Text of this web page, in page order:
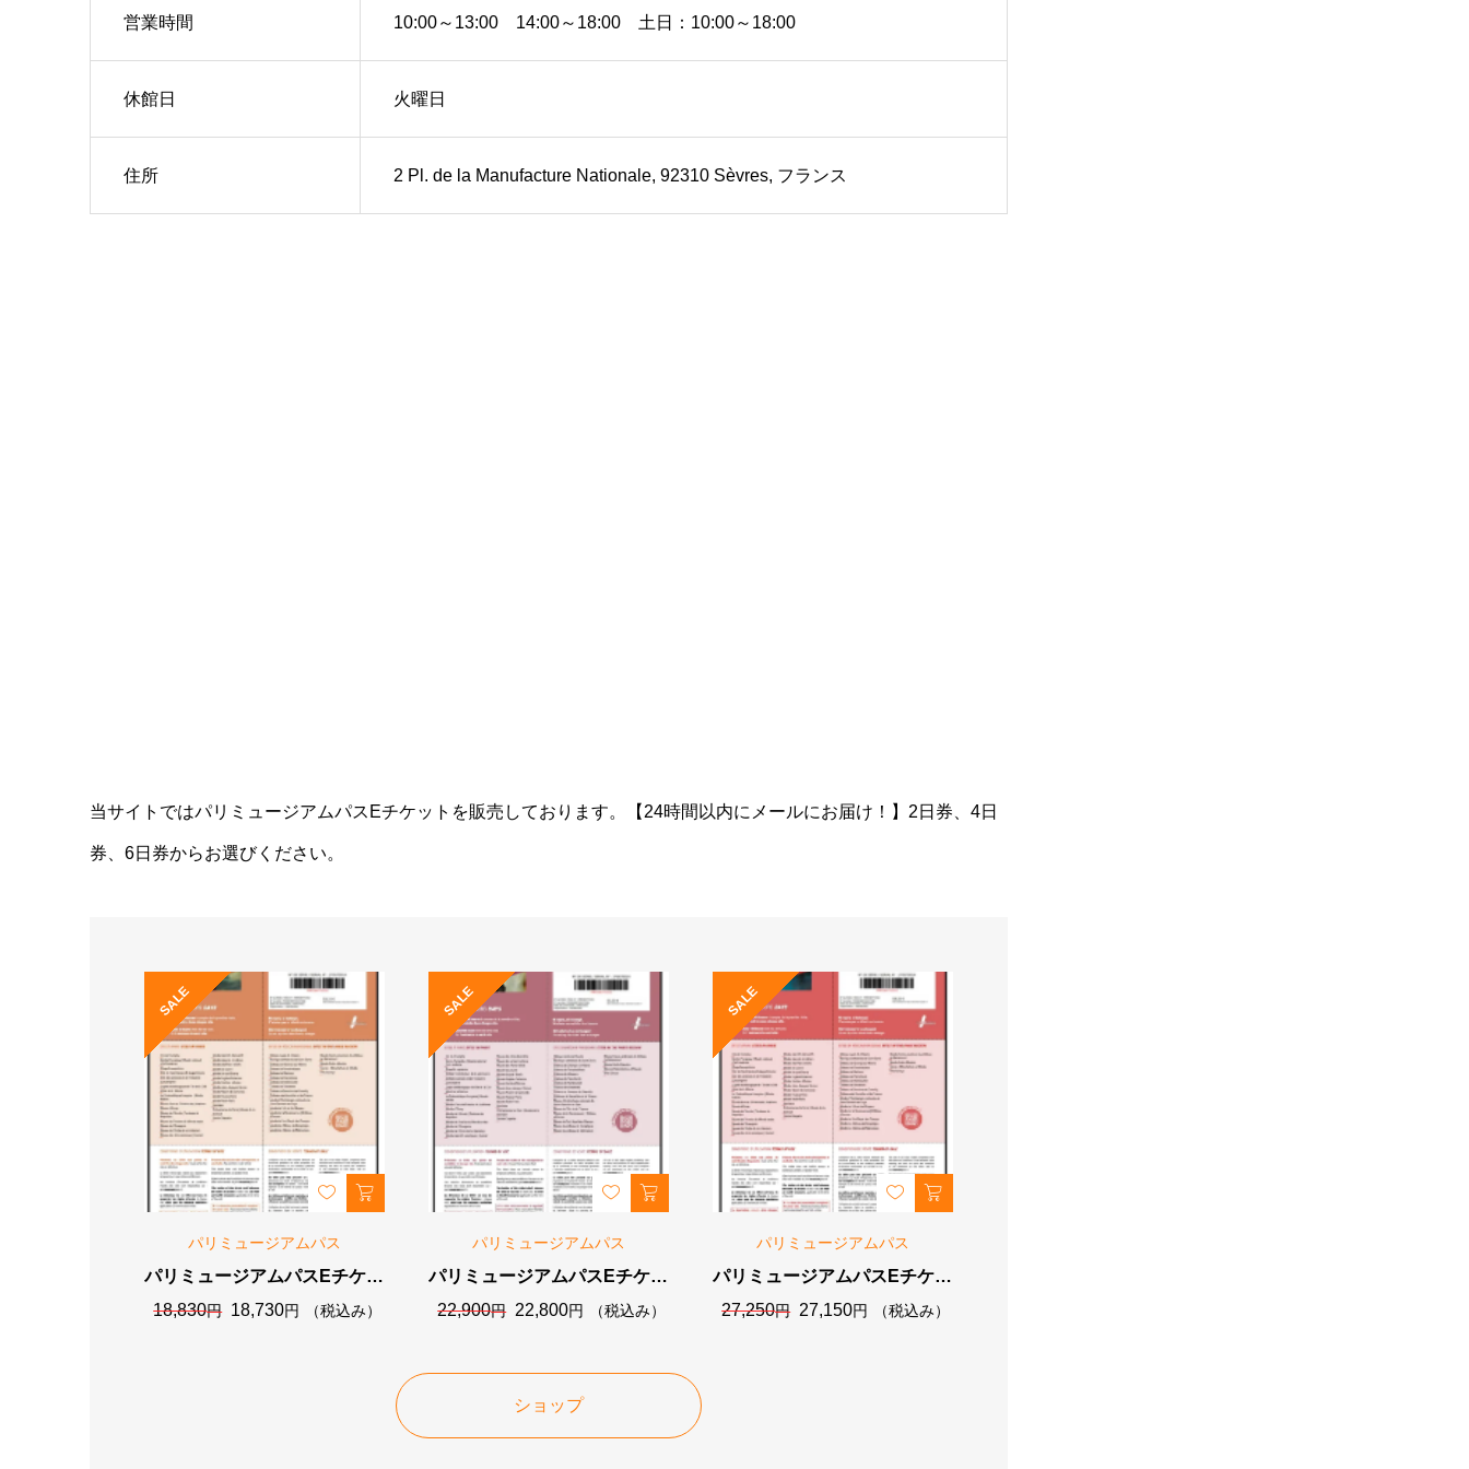
営業時間 10:00～13:00 14:00～18:00 土日：10:00～18:00
休館日 火曜日
住所 2 Pl. de la Manufacture Nationale, 92310 Sèvres, フランス
当サイトではパリミュージアムパスEチケットを販売しております。【24時間以内にメールにお届け！】2日券、4日
券、6日券からお選びください。
パリミュージアムパス
パリミュージアムパスEチケッ
ト2日券（48時間）
18,830円
元
18,730円
現
（税込み）
SALE
パリミュージアムパス
パリミュージアムパスEチケッ
ト4日券（96時間）
22,900円
元
は
22,800円
現
格
（税込み）
SALE
パリミュージアムパス
パリミュージアムパスEチケッ
ト6日券（144時間）
27,250円
元
27,150円
現
（税込み）
SALE
ショップ